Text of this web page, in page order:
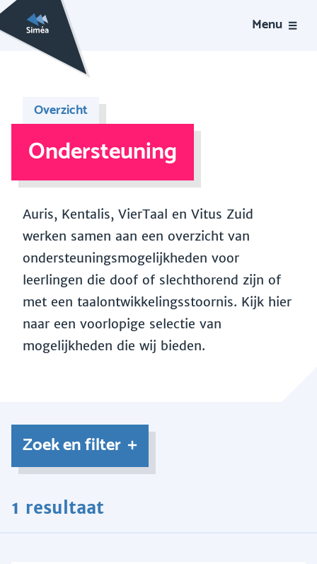
Menu
Overzicht
Ondersteuning
Auris, Kentalis, VierTaal en Vitus Zuid
werken samen aan een overzicht van
ondersteuningsmogelijkheden voor
leerlingen die doof of slechthorend zijn of
met een taalontwikkelingsstoornis. Kijk hier
naar een voorlopige selectie van
mogelijkheden die wij bieden.
Zoek en filter
1 resultaat